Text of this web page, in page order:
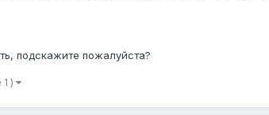
подскажите пожалуйста?
)